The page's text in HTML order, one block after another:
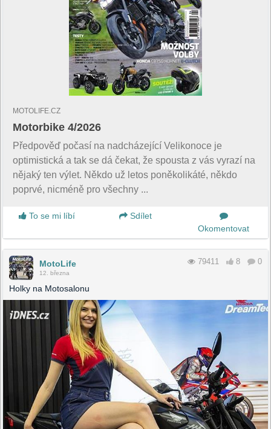
MOTOLIFE.CZ
Motorbike 4/2026
Předpověď počasí na nadcházející Velikonoce je
optimistická a tak se dá čekat, že spousta z vás vyrazí na
nějaký ten výlet. Někdo už letos poněkolikáté, někdo
poprvé, nicméně pro všechny ...
To se mi líbí
Sdílet
Okomentovat
MotoLife
12. března
79411 8 0
Holky na Motosalonu